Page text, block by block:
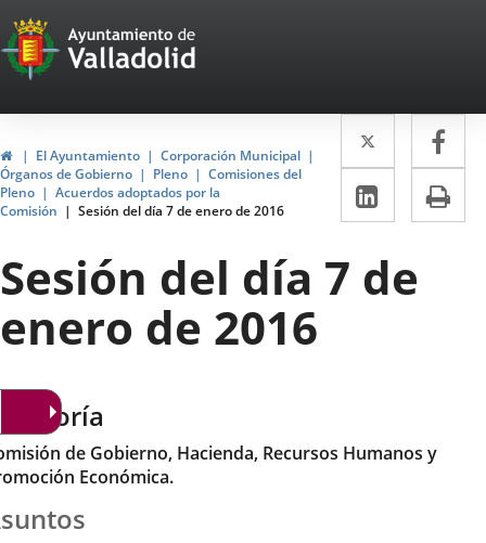
Portal
Web
del
Ayuntamiento
de
Valladolid
HomeEl Ayuntamiento
Corporación Municipal
Órganos de Gobierno
Pleno
Comisiones del
Pleno
Acuerdos adoptados por la
Comisión
Sesión del día 7 de enero de 2016
Twitter
Enlace
a
una
externa.
a
Linkedin
Enlace
a
una
Sesión del día 7 de
enero de 2016
de Gobierno, Hacienda, Recursos Humanos y
Económica.